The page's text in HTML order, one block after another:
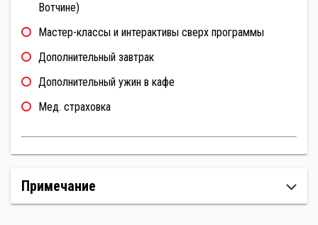
Вотчине)
Мастер-классы и интерактивы сверх программы
Дополнительный завтрак
Дополнительный ужин в кафе
Мед. страховка
Примечание